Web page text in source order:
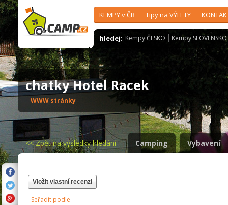
KEMPY v ČR Tipy na VÝLETY
hledej: Kempy ČESKO Kempy SLOVENSKO
chatky Hotel Racek
WWW stránky
<<Zpět na výsledky hledání Camping Vybavení
Vložit vlastní recenzi
Seřadit podle